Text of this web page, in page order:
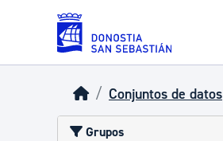
Skip to main content
Conjuntos de datos
Grupos